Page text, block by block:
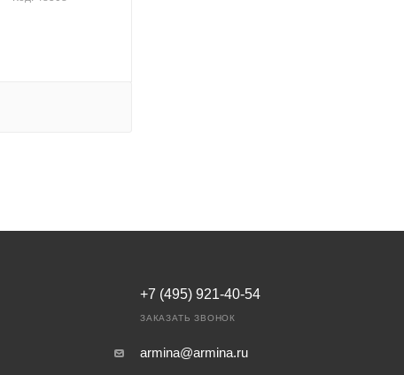
+7 (495) 921-40-54
ЗАКАЗАТЬ ЗВОНОК
armina@armina.ru